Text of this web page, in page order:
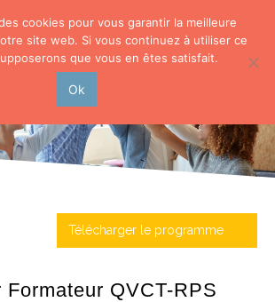
Télécharger le programme
Formateur QVCT-RPS
cookies pour vous garantir la meilleure
site web. Si vous continuez à utiliser ce
que vous en êtes satisfait.
Ok